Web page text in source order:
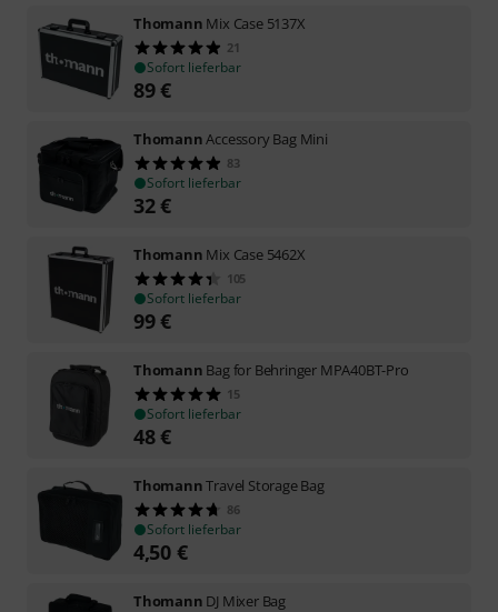
Thomann Mix Case 5137X
21
Sofort lieferbar
89€
ThomannAccessory Bag Mini
83
Sofort lieferbar
32€
Thomann Mix Case 5462X
105
Sofort lieferbar
99€
Thomann Bag for Behringer MPA40BT-Pro
15
Sofort lieferbar
48€
ThomannTravel Storage Bag
86
Sofort lieferbar
4,50 €
Thomann DJ Mixer Bag